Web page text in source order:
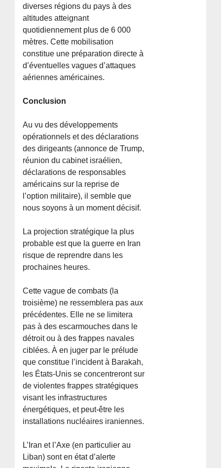
diverses régions du pays à des
altitudes atteignant
quotidiennement plus de 6 000
mètres. Cette mobilisation
constitue une préparation directe à
d’éventuelles vagues d’attaques
aériennes américaines.
Conclusion
Au vu des développements
opérationnels et des déclarations
des dirigeants (annonce de Trump,
réunion du cabinet israélien,
déclarations de responsables
américains sur la reprise de
l’option militaire), il semble que
nous soyons à un moment décisif.
La projection stratégique la plus
probable est que la guerre en Iran
risque de reprendre dans les
prochaines heures.
Cette vague de combats (la
troisième) ne ressemblera pas aux
précédentes. Elle ne se limitera
pas à des escarmouches dans le
détroit ou à des frappes navales
ciblées. À en juger par le prélude
que constitue l’incident à Barakah,
les États-Unis se concentreront sur
de violentes frappes stratégiques
visant les infrastructures
énergétiques, et peut-être les
installations nucléaires iraniennes.
L’Iran et l’Axe (en particulier au
Liban) sont en état d’alerte